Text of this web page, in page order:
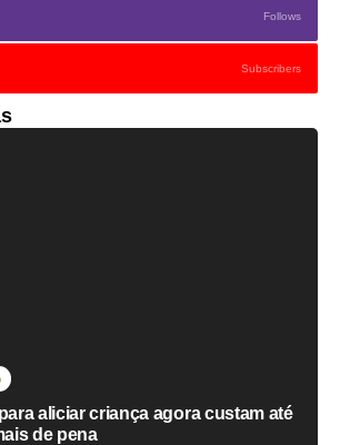
Follows
Subscribers
aliciar criança agora custam até
de pena